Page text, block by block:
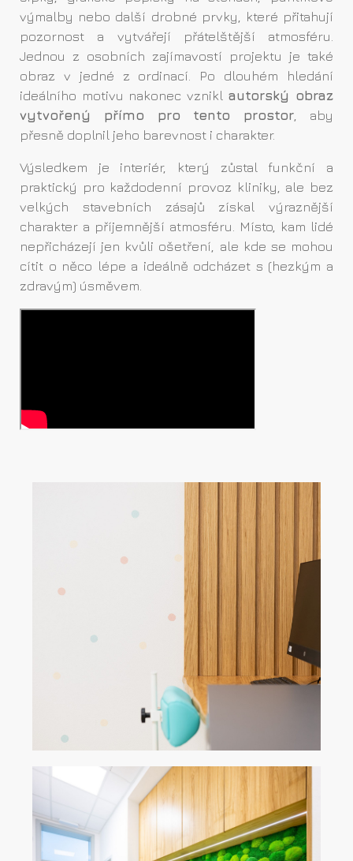
výmalby nebo další drobné prvky, které přitahují
pozornost a vytvářejí přátelštější atmosféru.
Jednou z osobních zajímavostí projektu je také
obraz v jedné z ordinací. Po dlouhém hledání
ideálního motivu nakonec vznikl autorský obraz
vytvořený přímo pro tento prostor, aby
přesně doplnil jeho barevnost i charakter.
Výsledkem je interiér, který zůstal funkční a
praktický pro každodenní provoz kliniky, ale bez
velkých stavebních zásajů získal výraznější
charakter a příjemnější atmosféru. Místo, kam lidé
nepřicházejí jen kvůli ošetření, ale kde se mohou
cítit o něco lépe a ideálně odcházet s (hezkým a
zdravým) úsměvem.